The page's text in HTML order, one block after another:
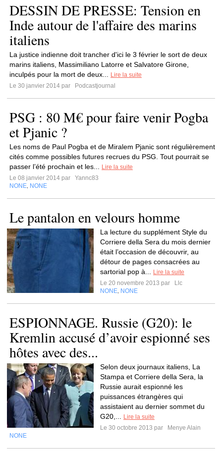
DESSIN DE PRESSE: Tension en
Inde autour de l'affaire des marins
italiens
La justice indienne doit trancher d'ici le 3 février le sort de deux
marins italiens, Massimiliano Latorre et Salvatore Girone,
inculpés pour la mort de deux...
Lire la suite
Le 30 janvier 2014 par
Podcastjournal
PSG : 80 M€ pour faire venir Pogba
et Pjanic ?
Les noms de Paul Pogba et de Miralem Pjanic sont régulièrement
cités comme possibles futures recrues du PSG. Tout pourrait se
passer l’été prochain et les...
Lire la suite
Le 08 janvier 2014 par
Yannc83
NONE NONE
Le pantalon en velours homme
La lecture du supplément Style du
Corriere della Sera du mois dernier
était l’occasion de découvrir, au
détour de pages consacrées au
sartorial pop à...
Lire la suite
Le 20 novembre 2013 par
Llc
NONE NONE
ESPIONNAGE. Russie (G20): le
Kremlin accusé d’avoir espionné ses
hôtes avec des...
Selon deux journaux italiens, La
Stampa et Corriere della Sera, la
Russie aurait espionné les
puissances étrangères qui
assistaient au dernier sommet du
G20,...
Lire la suite
Le 30 octobre 2013 par
Menye Alain
NONE